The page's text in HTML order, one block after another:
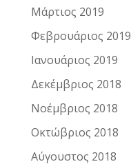
Μάρτιος 2019
Φεβρουάριος 2019
Ιανουάριος 2019
Δεκέμβριος 2018
Νοέμβριος 2018
Οκτώβριος 2018
Αύγουστος 2018